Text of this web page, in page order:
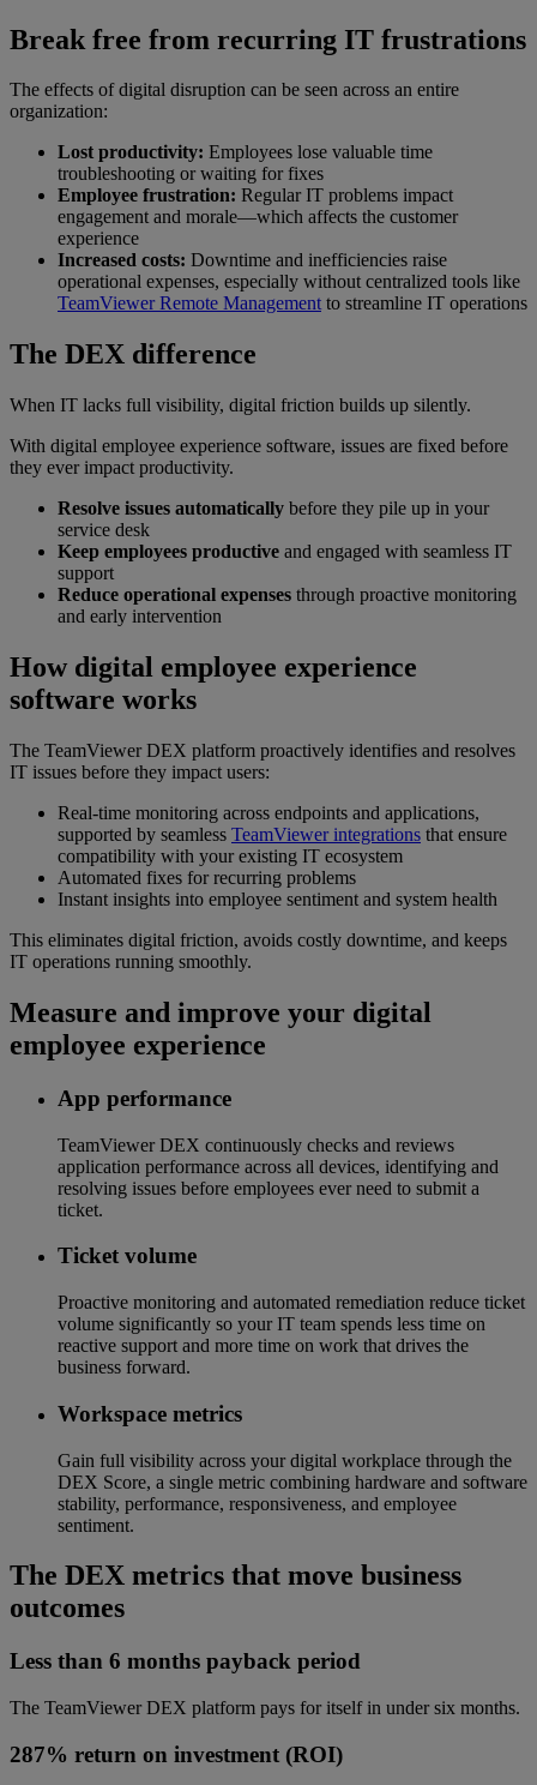
Break free from recurring IT frustrations
The effects of digital disruption can be seen across an entire
organization:
Lost productivity: Employees lose valuable time
troubleshooting or waiting for fixes
Employee frustration: Regular IT problems impact
engagement and morale—which affects the customer
experience
Increased costs: Downtime and inefficiencies raise
operational expenses, especially without centralized tools like
TeamViewer Remote Managementto streamline IT operations
The DEX difference
When IT lacks full visibility, digital friction builds up silently.
With digital employee experience software, issues are fixed before
they ever impact productivity.
Resolve issues automatically before they pile up in your
service desk
Keep employees productive and engaged with seamless IT
support
Reduce operational expenses through proactive monitoring
and early intervention
How digital employee experience
software works
The TeamViewer DEX platform proactively identifies and resolves
IT issues before they impact users:
Real-time monitoring across endpoints and applications,
supported by seamless TeamViewer integrations that ensure
compatibility with your existing IT ecosystem
Automated fixes for recurring problems
Instant insights into employee sentiment and system health
This eliminates digital friction, avoids costly downtime, and keeps
IT operations running smoothly.
Measure and improve your digital
employee experience
App performance
TeamViewer DEX continuously checks and reviews
application performance across all devices, identifying and
resolving issues before employees ever need to submit a
ticket.
Ticket volume
Proactive monitoring and automated remediation reduce ticket
volume significantly so your IT team spends less time on
reactive support and more time on work that drives the
business forward.
Workspace metrics
Gain full visibility across your digital workplace through the
DEX Score, a single metric combining hardware and software
stability, performance, responsiveness, and employee
sentiment.
The DEX metrics that move business
outcomes
Less than 6 months payback period
The TeamViewer DEX platform pays for itself in under six months.
287% return on investment (ROI)